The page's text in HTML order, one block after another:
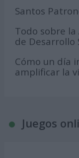
Santos
Todo sobre la
de Desarrollo
Cómo un día
amplificar la
Juegos